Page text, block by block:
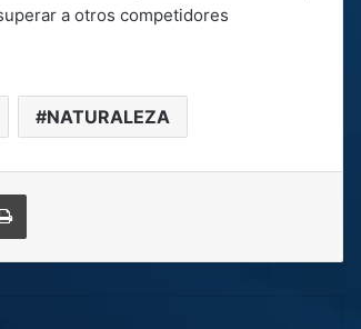
a otros competidores
NATURALEZA
electrónico
Imprimir